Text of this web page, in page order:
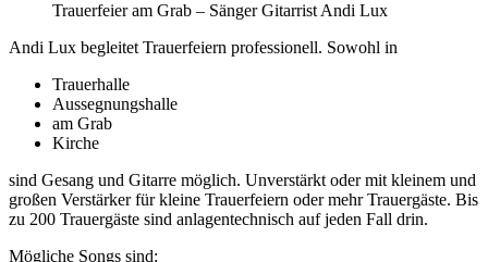
Trauerfeier am Grab – Sänger Gitarrist Andi Lux
Andi Lux begleitet Trauerfeiern professionell. Sowohl in
Trauerhalle
Aussegnungshalle
am Grab
Kirche
sind Gesang und Gitarre möglich. Unverstärkt oder mit kleinem und
großen Verstärker für kleine Trauerfeiern oder mehr Trauergäste. Bis
zu 200 Trauergäste sind anlagentechnisch auf jeden Fall drin.
Mögliche Songs sind: